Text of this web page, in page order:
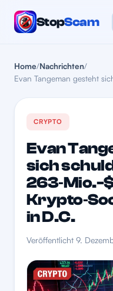
StopScam
Home/Nachrichten/
Evan Tangeman gesteht
CRYPTO
Evan
sich
263‑Mio.-
in D.C.
Veröffentlicht 9.